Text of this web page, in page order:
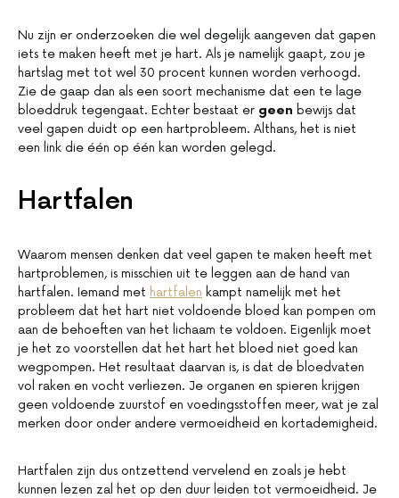
Nu zijn er onderzoeken die wel degelijk aangeven dat gapen
iets te maken heeft met je hart. Als je namelijk gaapt, zou je
hartslag met tot wel 30 procent kunnen worden verhoogd.
Zie de gaap dan als een soort mechanisme dat een te lage
bloeddruk tegengaat. Echter bestaat er geen bewijs dat
veel gapen duidt op een hartprobleem. Althans, het is niet
een link die één op één kan worden gelegd.
Hartfalen
Waarom mensen denken dat veel gapen te maken heeft met
hartproblemen, is misschien uit te leggen aan de hand van
hartfalen. Iemand met hartfalen kampt namelijk met het
probleem dat het hart niet voldoende bloed kan pompen om
aan de behoeften van het lichaam te voldoen. Eigenlijk moet
je het zo voorstellen dat het hart het bloed niet goed kan
wegpompen. Het resultaat daarvan is, is dat de bloedvaten
vol raken en vocht verliezen. Je organen en spieren krijgen
geen voldoende zuurstof en voedingsstoffen meer, wat je zal
merken door onder andere vermoeidheid en kortademigheid.
Hartfalen zijn dus ontzettend vervelend en zoals je hebt
kunnen lezen zal het op den duur leiden tot vermoeidheid. Je